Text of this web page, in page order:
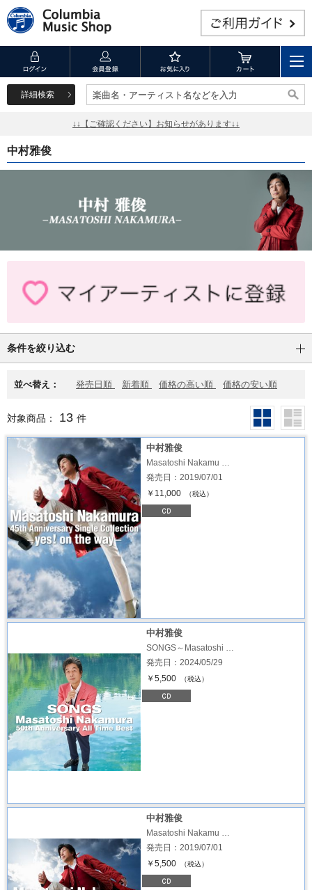
詳細検索 楽曲名・アーティスト名などを入力
楽曲名・アーティスト名などを入力
↓↓【ご確認ください】お知らせがあります↓↓
中村雅俊
条件を絞り込む
並べ替え： 発売日順 新着順 価格の高い順 価格の安い順
対象商品： 13 件
中村雅俊
Masatoshi Nakamu …
発売日：2019/07/01
￥11,000
（税込）
中村雅俊
SONGS～Masatoshi …
発売日：2024/05/29
￥5,500
（税込）
中村雅俊
Masatoshi Nakamu …
発売日：2019/07/01
￥5,500
（税込）